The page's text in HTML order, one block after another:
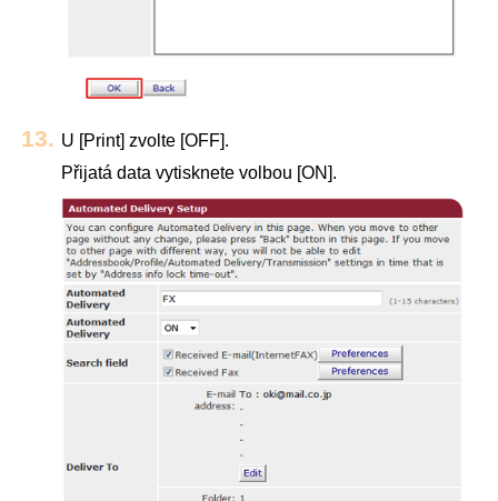
U [Print] zvolte [OFF].
Přijatá data vytisknete volbou [ON].